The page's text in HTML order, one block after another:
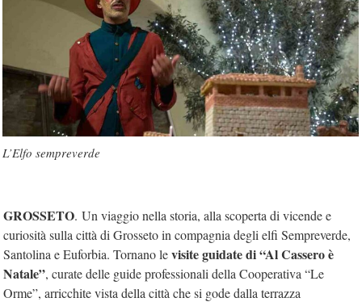
L’Elfo sempreverde
GROSSETO. Un viaggio nella storia, alla scoperta di vicende e
curiosità sulla città di Grosseto in compagnia degli elfi Sempreverde,
Santolina e Euforbia. Tornano levisite guidate di “Al Cassero è
Natale”, curate delle guide professionali della Cooperativa “Le
Orme”, arricchite vista della città che si gode dalla terrazza